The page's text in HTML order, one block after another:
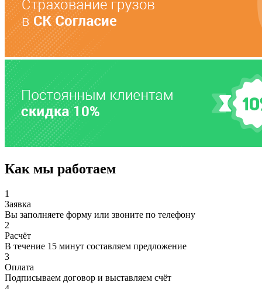
Как мы работаем
1
Заявка
Вы заполняете форму или звоните по телефону
2
Расчёт
В течение 15 минут составляем предложение
3
Оплата
Подписываем договор и выставляем счёт